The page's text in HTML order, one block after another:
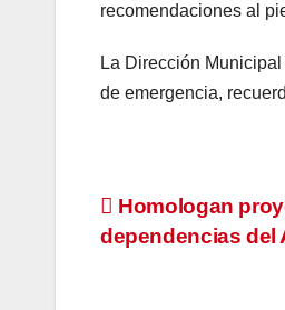
recomendaciones al
La Dirección
de emergencia,
de
Homologan
dependencias del